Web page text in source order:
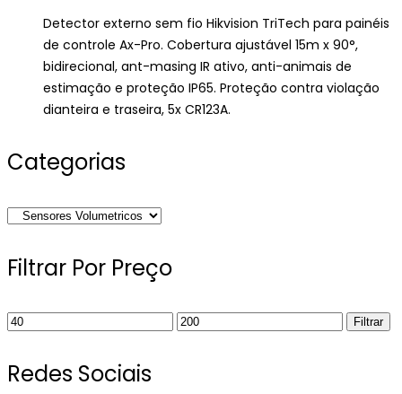
Detector externo sem fio Hikvision TriTech para painéis
de controle Ax-Pro. Cobertura ajustável 15m x 90°,
bidirecional, ant-masing IR ativo, anti-animais de
estimação e proteção IP65. Proteção contra violação
dianteira e traseira, 5x CR123A.
Categorias
Filtrar Por Preço
Preço
Preço
Filtrar
Redes Sociais